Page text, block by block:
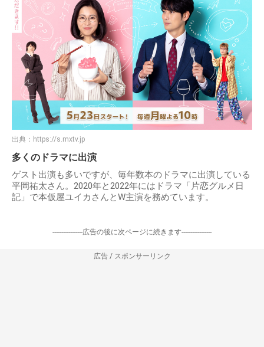
出典： https://s.mxtv.jp
多くのドラマに出演
ゲスト出演も多いですが、毎年数本のドラマに出演している
平岡祐太さん。2020年と2022年にはドラマ「片恋グルメ日
記」で本仮屋ユイカさんとW主演を務めています。
-----------------広告の後に次ページに続きます-----------------
広告 / スポンサーリンク